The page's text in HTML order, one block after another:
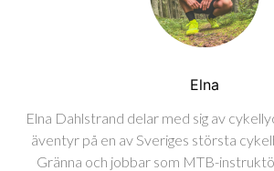
Elna
Elna Dahlstrand delar med sig av
äventyr på en av Sveriges största
Gränna och jobbar som MTB-